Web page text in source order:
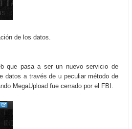
años
de los datos.
que pasa a ser un nuevo servicio de
datos a través de u peculiar método de
MegaUpload fue cerrado por el FBI.